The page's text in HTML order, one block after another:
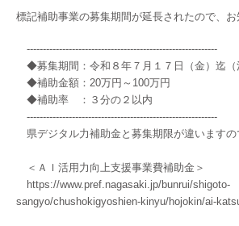
標記補助事業の募集期間が延長されたので、お
-----------------------------------------------------------
◆募集期間：令和８年７月１７日（金）迄（
◆補助金額：20万円～100万円
◆補助率 ：３分の２以内
-----------------------------------------------------------
県デジタル力補助金と募集期限が違いますの
＜ＡＩ活用力向上支援事業費補助金＞
https://www.pref.nagasaki.jp/bunrui/shigoto-
sangyo/chushokigyoshien-kinyu/hojokin/ai-